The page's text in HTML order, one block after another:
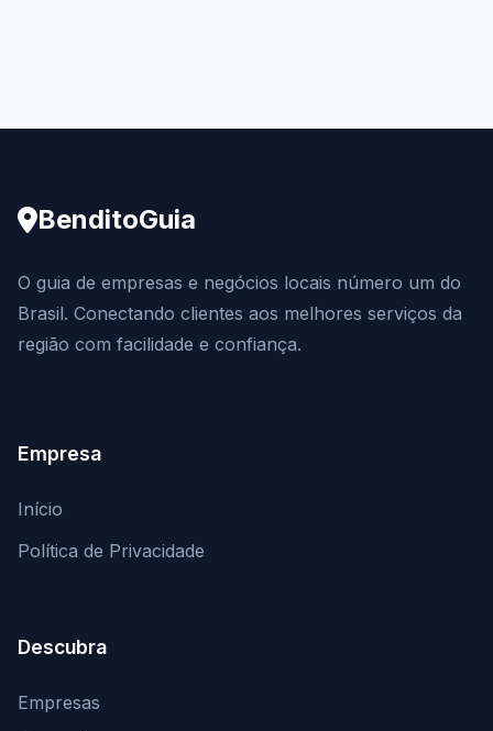
BenditoGuia
O guia de empresas e negócios locais número um do
Brasil. Conectando clientes aos melhores serviços da
região com facilidade e confiança.
Empresa
Início
Política de Privacidade
Descubra
Empresas